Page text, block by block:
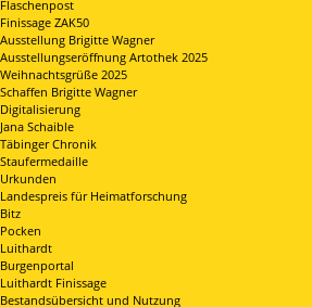
Flaschenpost
Finissage ZAK50
Ausstellung Brigitte Wagner
Ausstellungseröffnung Artothek 2025
Weihnachtsgrüße 2025
Schaffen Brigitte Wagner
Digitalisierung
Jana Schaible
Täbinger Chronik
Staufermedaille
Urkunden
Landespreis für Heimatforschung
Bitz
Pocken
Luithardt
Burgenportal
Luithardt Finissage
Bestandsübersicht und Nutzung